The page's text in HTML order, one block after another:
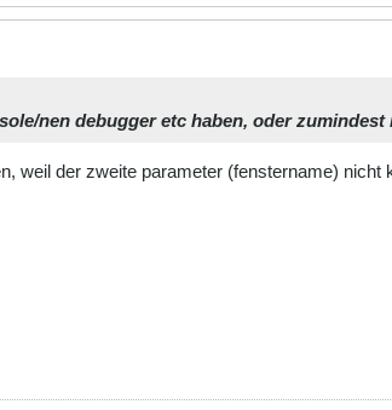
nen debugger etc haben, oder
weil der zweite parameter (fenstername) nicht